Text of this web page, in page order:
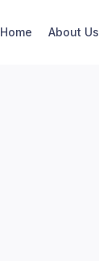
Home About Us